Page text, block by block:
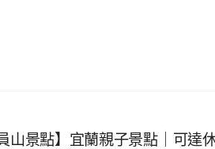
山景點】宜蘭親子景點｜可